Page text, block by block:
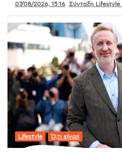
07/08/2026, 15:16 Σύνταξη
Lifestyle Ό,τι είναι!